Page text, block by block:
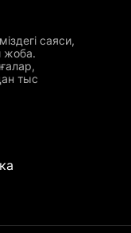
саяси,
жоба.
тыс